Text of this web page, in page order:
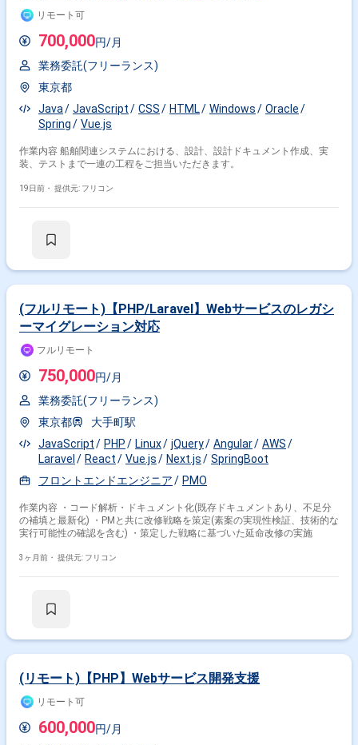
リモート可
700,000円/月
業務委託(フリーランス)
東京都
Java
JavaScript CSS HTML Windows
Oracle
Spring
Vue.js
作業内容 船舶関連システムにおける、設計、設計ドキュメント作成、実
装、テストまで一連の工程をご担当いただきます。
19日前・ 提供元: フリコン
(フルリモート)【PHP/Laravel】Webサービスのレガシ
ーマイグレーション対応
フルリモート
750,000円/月
業務委託(フリーランス)
東京都
大手町駅
JavaScript
PHP Linux jQuery Angular
AWS
Laravel
React Vue.js Next.js
SpringBoot
フロントエンドエンジニア
PMO
作業内容 ・コード解析・ドキュメント化(既存ドキュメントあり、不足分
の補填と最新化) ・PMと共に改修戦略を策定(素案の実現性検証、技術的な
実行可能性の確認を含む) ・策定した戦略に基づいた延命改修の実施
3ヶ月前・ 提供元: フリコン
(リモート)【PHP】Webサービス開発支援
リモート可
600,000円/月